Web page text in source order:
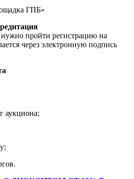
ГПБ»
пройти регистрацию на
через электронную подпись
аукциона;